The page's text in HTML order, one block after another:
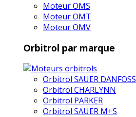
Moteur OMS
Moteur OMT
Moteur OMV
Orbitrol par marque
Orbitrol SAUER DANFOSS
Orbitrol CHARLYNN
Orbitrol PARKER
Orbitrol SAUER M+S